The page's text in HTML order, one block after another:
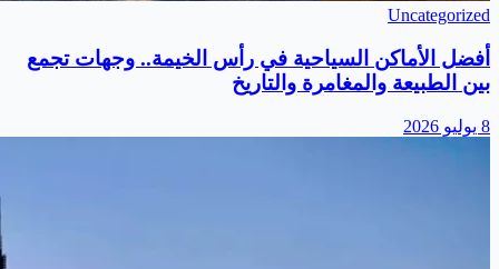
Uncategorized
أفضل الأماكن السياحية في رأس الخيمة.. وجهات تجمع
بين الطبيعة والمغامرة والتاريخ
8 يوليو 2026